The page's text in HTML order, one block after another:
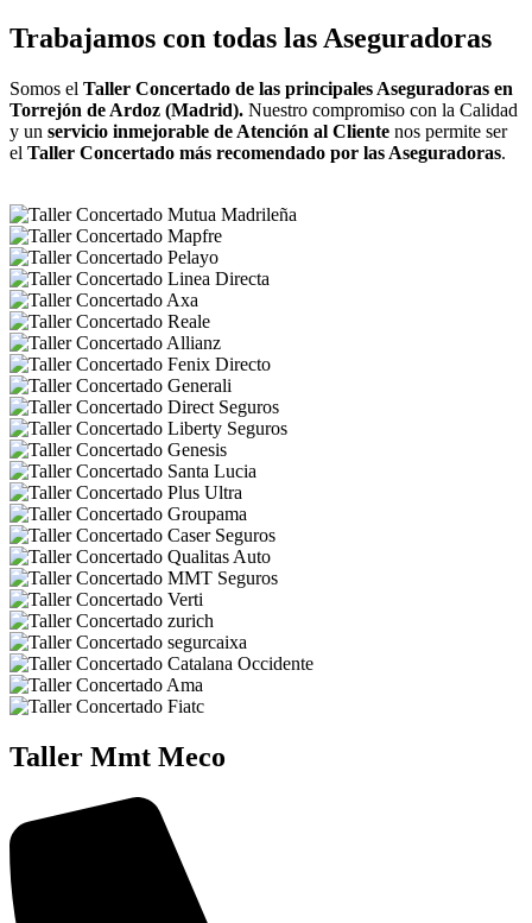
Trabajamos con todas las Aseguradoras
Somos el Taller Concertado de las principales Aseguradoras en
Torrejón de Ardoz (Madrid). Nuestro compromiso con la Calidad
y un servicio inmejorable de Atención al Cliente nos permite ser
el Taller Concertado más recomendado por las Aseguradoras.
Taller Mmt Meco